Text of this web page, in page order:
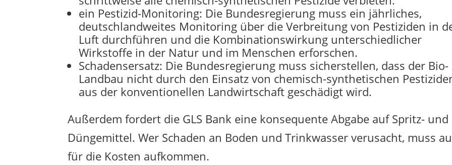
ein Pestizid-Monitoring: Die Bundesregierung muss ein jährliches,
deutschlandweites Monitoring über die Verbreitung von Pestiziden in
Luft durchführen und die Kombinationswirkung unterschiedlicher
Wirkstoffe in der Natur und im Menschen erforschen.
Schadensersatz: Die Bundesregierung muss sicherstellen, dass der Bio-
Landbau nicht durch den Einsatz von chemisch-synthetischen
aus der konventionellen Landwirtschaft geschädigt wird.
Außerdem fordert die GLS Bank eine konsequente Abgabe auf Spritz- und
Düngemittel. Wer Schaden an Boden und Trinkwasser verusacht, muss
für die Kosten aufkommen.